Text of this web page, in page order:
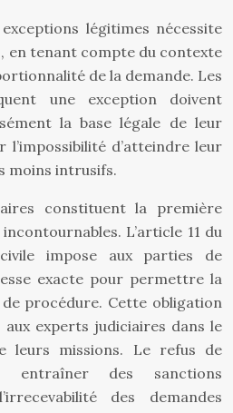
légitimes nécessite
en tenant compte du contexte
de la demande. Les
une exception doivent
la base légale de leur
d’atteindre leur
moins intrusifs.
constituent la première
L’article 11 du
impose aux parties de
exacte pour permettre la
procédure. Cette obligation
aux experts judiciaires dans le
leurs missions. Le refus de
entraîner des sanctions
des demandes